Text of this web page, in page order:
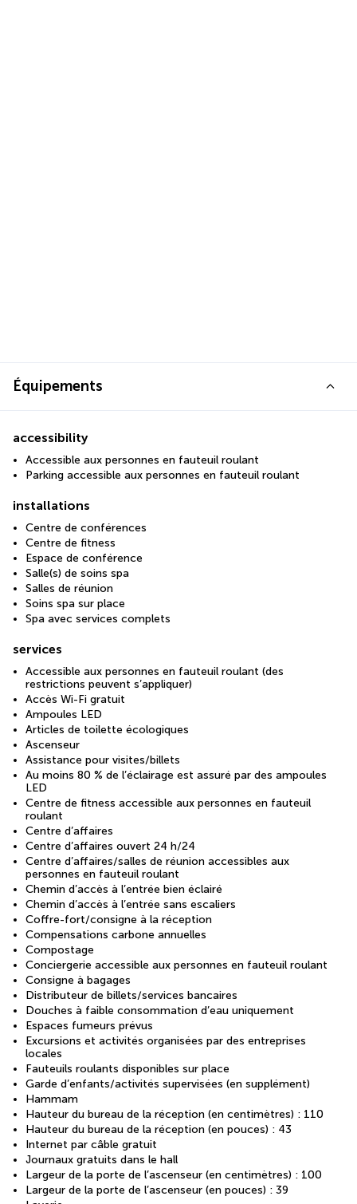
Équipements
accessibility
Accessible aux personnes en fauteuil roulant
Parking accessible aux personnes en fauteuil roulant
installations
Centre de conférences
Centre de fitness
Espace de conférence
Salle(s) de soins spa
Salles de réunion
Soins spa sur place
Spa avec services complets
services
Accessible aux personnes en fauteuil roulant (des
restrictions peuvent s’appliquer)
Accès Wi-Fi gratuit
Ampoules LED
Articles de toilette écologiques
Ascenseur
Assistance pour visites/billets
Au moins 80 % de l’éclairage est assuré par des ampoules
LED
Centre de fitness accessible aux personnes en fauteuil
roulant
Centre d’affaires
Centre d’affaires ouvert 24 h/24
Centre d’affaires/salles de réunion accessibles aux
personnes en fauteuil roulant
Chemin d’accès à l’entrée bien éclairé
Chemin d’accès à l’entrée sans escaliers
Coffre-fort/consigne à la réception
Compensations carbone annuelles
Compostage
Conciergerie accessible aux personnes en fauteuil roulant
Consigne à bagages
Distributeur de billets/services bancaires
Douches à faible consommation d’eau uniquement
Espaces fumeurs prévus
Excursions et activités organisées par des entreprises
locales
Fauteuils roulants disponibles sur place
Garde d’enfants/activités supervisées (en supplément)
Hammam
Hauteur du bureau de la réception (en centimètres) : 110
Hauteur du bureau de la réception (en pouces) : 43
Internet par câble gratuit
Journaux gratuits dans le hall
Largeur de la porte de l’ascenseur (en centimètres) : 100
Largeur de la porte de l’ascenseur (en pouces) : 39